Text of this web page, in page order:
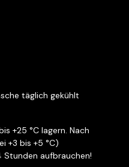
täglich gekühlt
+25 °C lagern. Nach
+3 bis +5 °C)
Stunden aufbrauchen!